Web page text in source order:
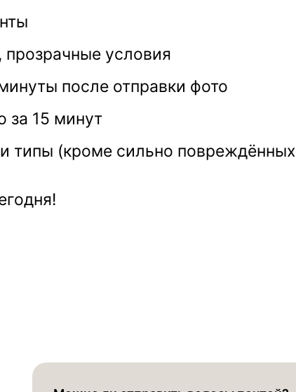
условия
после отправки фото
за 15 минут
типы (кроме сильно повреждённых